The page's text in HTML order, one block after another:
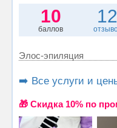
10
баллов
12
Элос-эпиляция
➡️ Все услуги и
🎁 Cкидка 10% по